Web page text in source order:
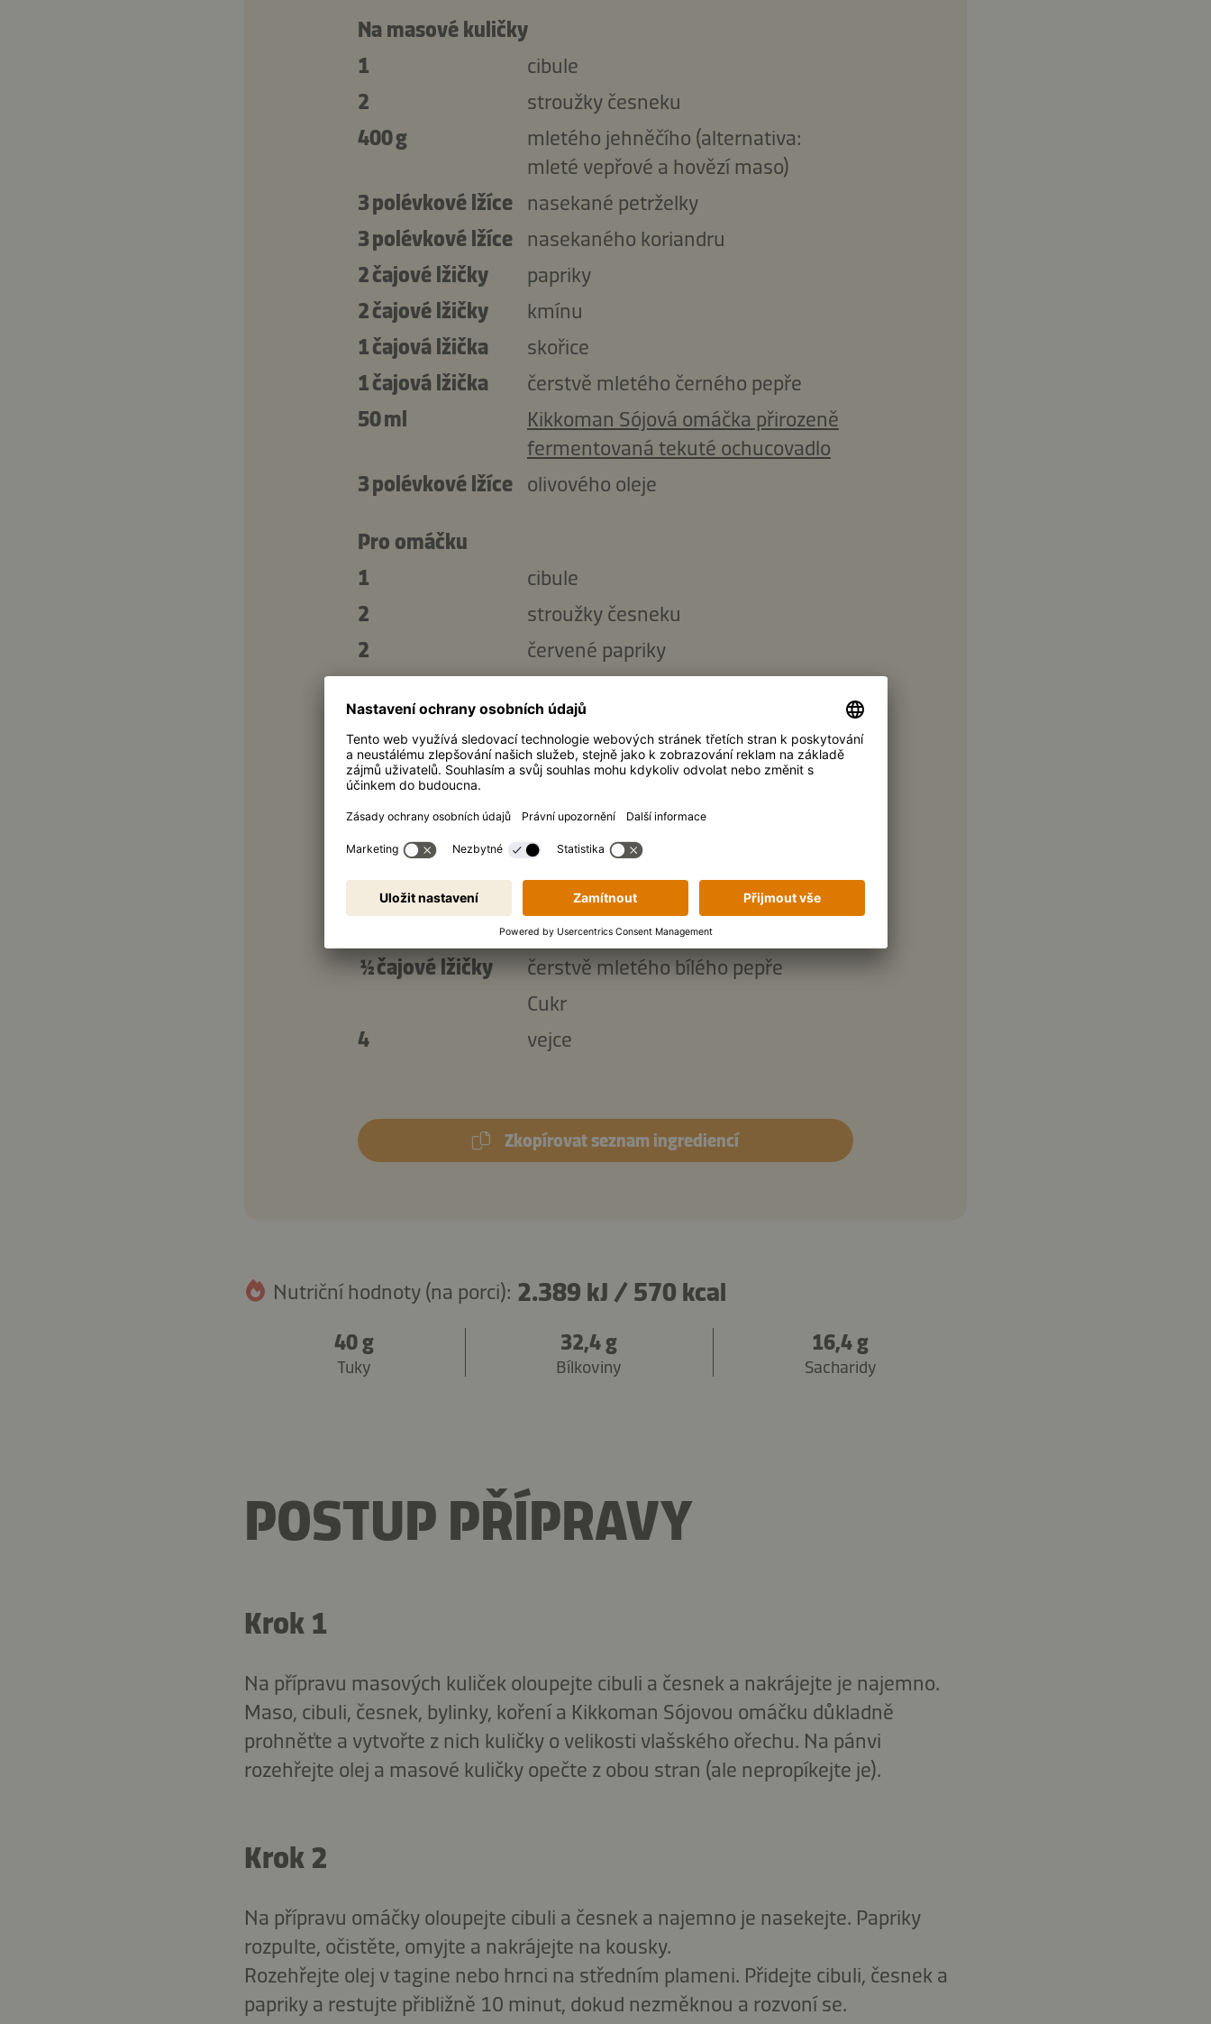
Na masové kuličky
1
cibule
2
stroužky česneku
400 g
mletého jehněčího (alternativa:
mleté ​​vepřové a hovězí maso)
3 polévkové lžíce
nasekané petrželky
3 polévkové lžíce
nasekaného koriandru
2 čajové lžičky
papriky
2 čajové lžičky
kmínu
1 čajová lžička
skořice
1 čajová lžička
čerstvě mletého černého pepře
50 ml
Kikkoman Sójová omáčka přirozeně
fermentovaná tekuté ochucovadlo
3 polévkové lžíce olivového oleje
Pro omáčku
1
cibule
2
stroužky česneku
2
červené papriky
3 polévkové lžíce olivového oleje
400 g
propasírovaných rajčat (z konzervy)
100 ml
60 ml
Kikkoman Sójová omáčka přirozeně
fermentovaná tekuté ochucovadlo
1 čajová lžička
papriky
kmínu
½ čajové lžičky
čerstvě mletého bílého pepře
Cukr
4
vejce
Zkopírovat seznam ingrediencí
Nutriční hodnoty (na porci): 2.389 kJ / 570 kcal
40 g
Tuky
32,4 g
Bílkoviny
16,4 g
Sacharidy
POSTUP PŘÍPRAVY
Krok 1
Na přípravu masových kuliček oloupejte cibuli a česnek a nakrájejte je najemno.
Maso, cibuli, česnek, bylinky, koření a Kikkoman Sójovou omáčku důkladně
prohněťte a vytvořte z nich kuličky o velikosti vlašského ořechu. Na pánvi
rozehřejte olej a masové kuličky opečte z obou stran (ale nepropíkejte je).
Krok 2
Na přípravu omáčky oloupejte cibuli a česnek a najemno je nasekejte. Papriky
rozpulte, očistěte, omyjte a nakrájejte na kousky.
Rozehřejte olej v tagine nebo hrnci na středním plameni. Přidejte cibuli, česnek a
papriky a restujte přibližně 10 minut, dokud nezměknou a rozvoní se.